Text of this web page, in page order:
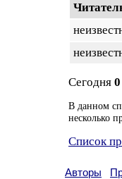
Сегодня 0
В данном
несколько
Список
Авторы